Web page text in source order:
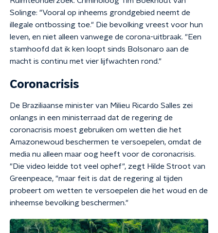
Solinge: "Vooral op inheems grondgebied neemt de
illegale ontbossing toe." Die bevolking vreest voor hun
leven, en niet alleen vanwege de corona-uitbraak. "Een
stamhoofd dat ik ken loopt sinds Bolsonaro aan de
macht is continu met vier lijfwachten rond."
Coronacrisis
De Braziliaanse minister van Milieu Ricardo Salles zei
onlangs in een ministerraad dat de regering de
coronacrisis moest gebruiken om wetten die het
Amazonewoud beschermen te versoepelen, omdat de
media nu alleen maar oog heeft voor de coronacrisis.
"Die video leidde tot veel ophef", zegt Hilde Stroot van
Greenpeace, "maar feit is dat de regering al tijden
probeert om wetten te versoepelen die het woud en de
inheemse bevolking beschermen."